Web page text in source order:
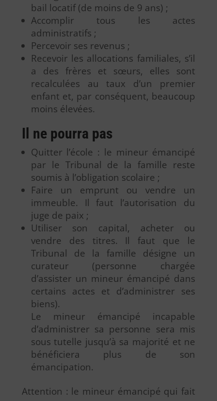
bail locatif (de moins de 9 ans) ;
Accomplir tous les actes
administratifs ;
Percevoir ses revenus ;
Recevoir les allocations familiales, s’il
a des frères et sœurs, elles sont
recalculées au taux d’un premier
enfant et, par conséquent, beaucoup
moins élevées.
Il ne pourra pas
Quitter l’école : le mineur émancipé
par le Tribunal de la famille reste
soumis à l’obligation scolaire ;
Faire un emprunt ou vendre un
immeuble. Il faut l’autorisation du
juge de paix ;
Utiliser son capital, acheter ou
vendre des titres. Il faut que le
Tribunal de la famille désigne un
curateur (personne chargée
d’assister un mineur émancipé dans
certains actes et d’administrer ses
biens).
Le mineur émancipé incapable
d’administrer sa personne sera mis
sous tutelle jusqu’à sa majorité et ne
bénéficiera plus de son
émancipation.
Attention : le mineur émancipé qui fait